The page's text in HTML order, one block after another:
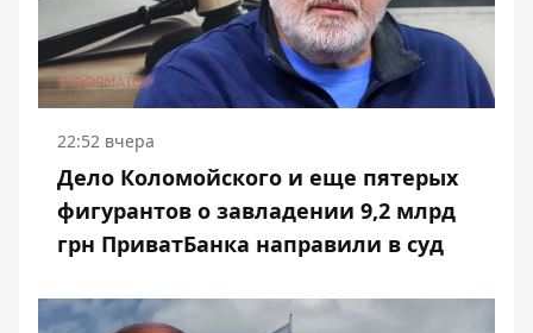
22:52 вчера
Дело Коломойского и еще пятерых
фигурантов о завладении 9,2 млрд
грн ПриватБанка направили в суд